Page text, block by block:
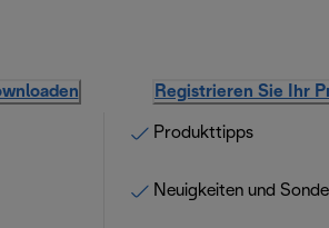
Registrieren Sie Ihr
Produkttipps
Neuigkeiten und